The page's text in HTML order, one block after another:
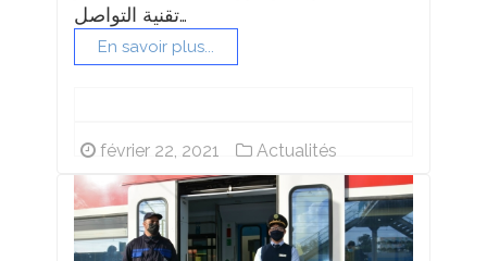
تقنية التواصل…
En savoir plus...
février 22, 2021 Actualités